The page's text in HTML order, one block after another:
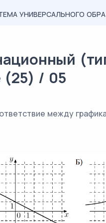
УНИВЕРСАЛЬНОГО
(25) / 05
между